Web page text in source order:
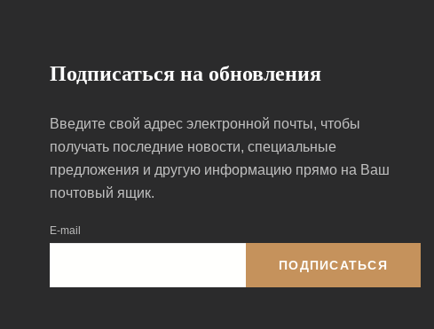
Подписаться на обновления
Введите свой адрес электронной почты, чтобы
получать последние новости, специальные
предложения и другую информацию прямо на Ваш
почтовый ящик.
E-mail
ПОДПИСАТЬСЯ